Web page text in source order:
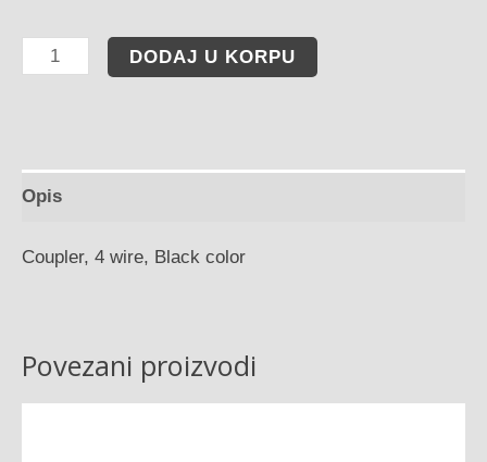
DODAJ U KORPU
Opis
Coupler, 4 wire, Black color
Povezani proizvodi